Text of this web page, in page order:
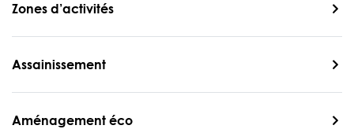
Zones d’activités
Assainissement
Aménagement éco